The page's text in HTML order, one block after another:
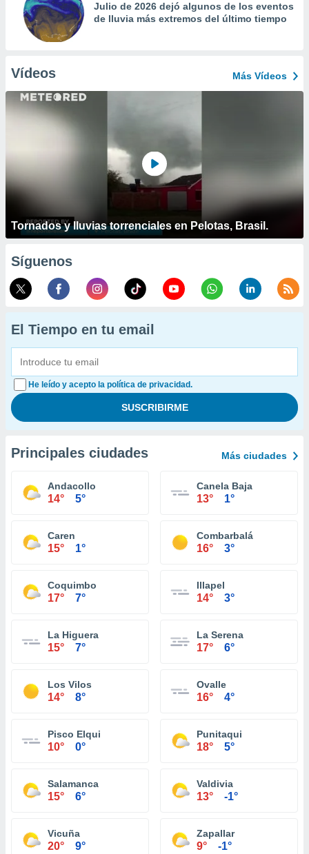
Julio de 2026 dejó algunos de los eventos
de lluvia más extremos del último tiempo
Vídeos Más Vídeos
Tornados y lluvias torrenciales en Pelotas, Brasil.
Síguenos
El Tiempo en tu email
He leído y acepto la política de privacidad.
Principales ciudades Más ciudades
Andacollo
14° 5°
Canela Baja
13° 1°
Caren
15° 1°
Combarbalá
16° 3°
Coquimbo
17° 7°
Illapel
14° 3°
La Higuera
15° 7°
La Serena
17° 6°
Los Vilos
14° 8°
Ovalle
16° 4°
Pisco Elqui
10° 0°
Punitaqui
18° 5°
Salamanca
15° 6°
Valdivia
13° -1°
Vicuña
20° 9°
Zapallar
9° -1°